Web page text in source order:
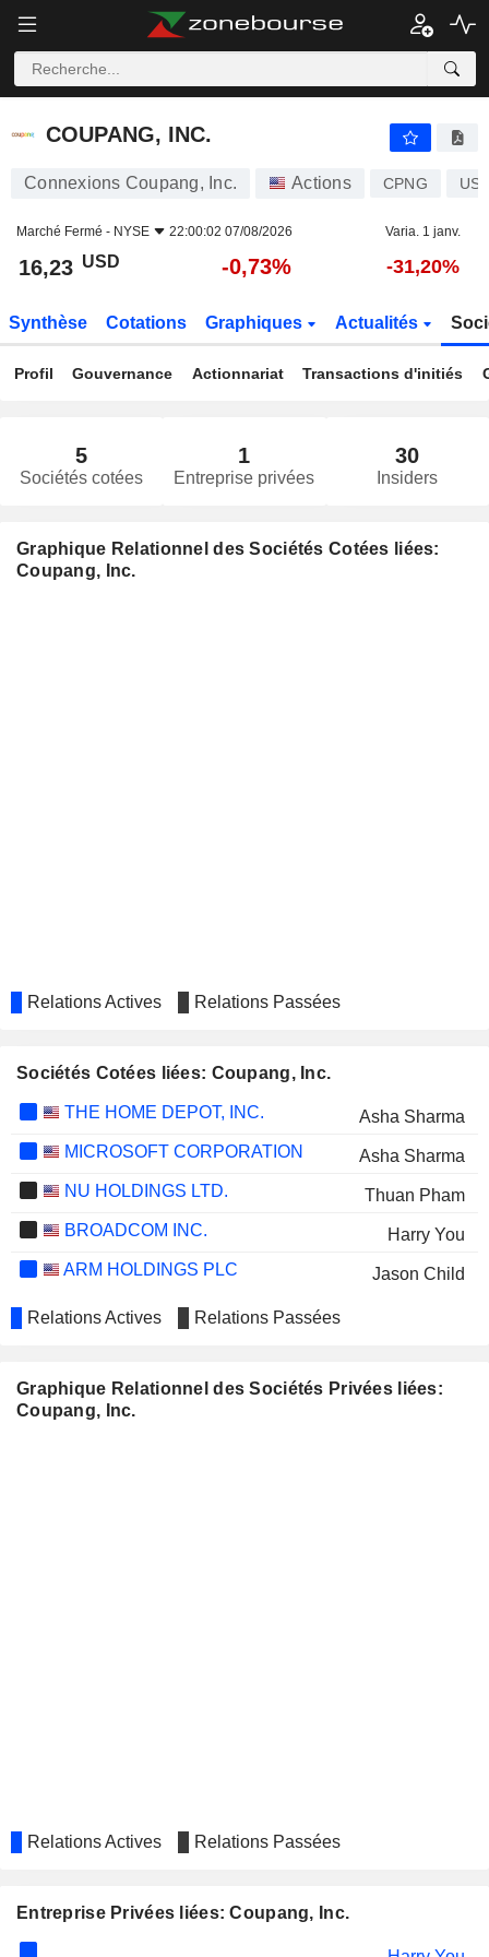
COUPANG, INC.
COUPANG, INC.
Connexions Coupang, Inc. Actions CPNG
Marché Fermé - NYSE 22:00:02 07/08/2026 Varia. 1 janv.
16,23 USD -0,73% -31,20%
Synthèse Cotations Graphiques Actualités
Profil Gouvernance Actionnariat Transactions d'initiés
5
Sociétés cotées
1
Entreprise privées
30
Insiders
Graphique Relationnel des Sociétés Cotées liées:
Coupang, Inc.
Relations Actives Relations Passées
Sociétés Cotées liées: Coupang, Inc.
THE HOME DEPOT, INC.
Asha Sharma
MICROSOFT CORPORATION
Asha Sharma
NU HOLDINGS LTD.
Thuan Pham
BROADCOM INC.
Harry You
ARM HOLDINGS PLC
Jason Child
Relations Actives Relations Passées
Graphique Relationnel des Sociétés Privées liées:
Coupang, Inc.
Relations Actives Relations Passées
Entreprise Privées liées: Coupang, Inc.